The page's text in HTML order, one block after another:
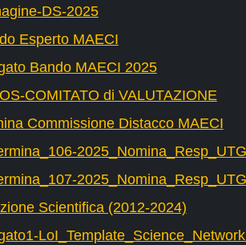
DS-2025
Esperto MAECI
Bando MAECI 2025
COMITATO di VALUTAZIONE
Commissione Distacco MAECI
Scientifica (2012-2024)